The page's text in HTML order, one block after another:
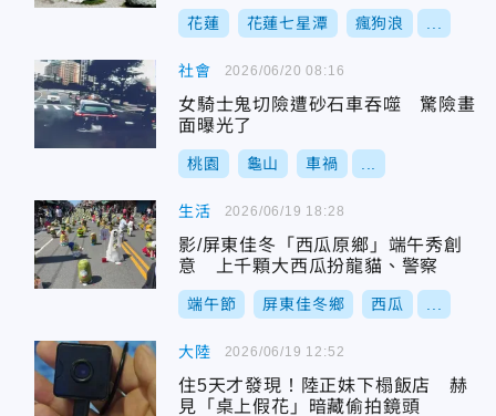
花蓮 花蓮七星潭 瘋狗浪
社會
女騎士鬼切險遭砂石車吞噬 驚險畫
面曝光了
桃園 龜山 車禍
2026/06/20 08:16
生活
影/屏東佳冬「西瓜原鄉」端午秀創
意 上千顆大西瓜扮龍貓、警察
端午節 屏東佳冬鄉 西瓜
2026/06/19 18:28
大陸
住5天才發現！陸正妹下榻飯店 赫
見「桌上假花」暗藏偷拍鏡頭
2026/06/19 12:52